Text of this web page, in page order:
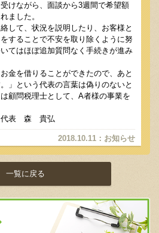
けながら、面談から3週間で希望額
ました。
して、状況を説明したり、お客様と
することで不安を取り除くように努
てはほぼ追加質問なく手続きが進み
金を借りることができたので、あと
」という代表の言葉は偽りのないと
顧問税理士として、A者様の事業を
代表 森 貴弘
2018.10.11 ： お知らせ
一覧に戻る